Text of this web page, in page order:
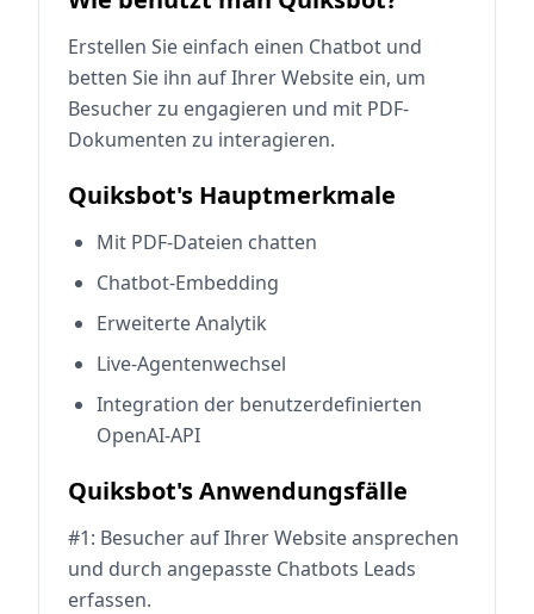
Erstellen Sie einfach einen Chatbot und
betten Sie ihn auf Ihrer Website ein, um
Besucher zu engagieren und mit PDF-
Dokumenten zu interagieren.
Quiksbot's Hauptmerkmale
Mit PDF-Dateien chatten
Chatbot-Embedding
Erweiterte Analytik
Live-Agentenwechsel
Integration der benutzerdefinierten
OpenAI-API
Quiksbot's Anwendungsfälle
#1: Besucher auf Ihrer Website ansprechen
und durch angepasste Chatbots Leads
erfassen.